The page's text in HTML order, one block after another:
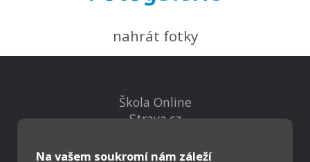
nahrát fotky
Na vašem soukromí nám záleží
Škola Online
Strava.cz